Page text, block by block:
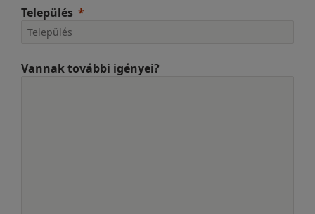
Település
Vannak további igényei?